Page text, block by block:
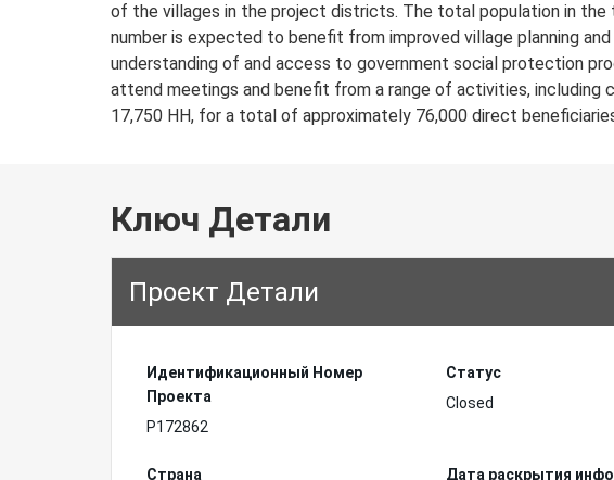
of the villages in the project districts. The total population in
number is expected to benefit from improved village planning
understanding of and access to government social protection
attend meetings and benefit from a range of activities, including
17,750 HH, for a total of approximately 76,000 direct
Ключ Детали
Проект Детали
Идентификационный Hомер
Проекта
P172862
Статус
Closed
Страна
Дата раскрытия